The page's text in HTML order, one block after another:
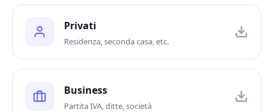
Privati
Residenza, seconda casa, etc.
Business
Partita IVA, ditte, società